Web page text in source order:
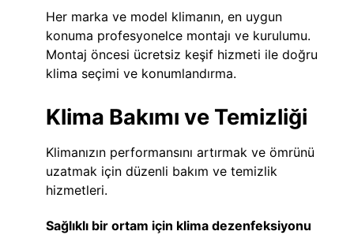
Her marka ve model klimanın, en uygun
konuma profesyonelce montajı ve kurulumu.
Montaj öncesi ücretsiz keşif hizmeti ile doğru
klima seçimi ve konumlandırma.
Klima Bakımı ve Temizliği
Klimanızın performansını artırmak ve ömrünü
uzatmak için düzenli bakım ve temizlik
hizmetleri.
Sağlıklı bir ortam için klima dezenfeksiyonu